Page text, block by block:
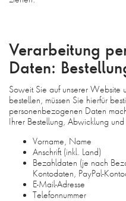
Verarbeitung
Daten:
Soweit Sie auf unserer Website
bestellen, müssen Sie hierfür
personenbezogenen Daten
Ihrer Bestellung, Abwicklung
Vorname, Name
Anschrift (inkl. Land)
Bezahldaten (je nach
Kontodaten, PayPal-
E-Mail-Adresse
Telefonnummer